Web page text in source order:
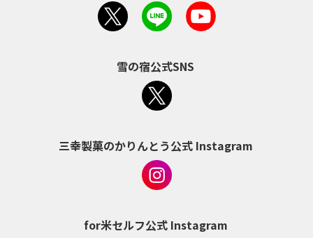
雪の宿公式SNS
三幸製菓のかりんとう公式 Instagram
for米セルフ公式 Instagram